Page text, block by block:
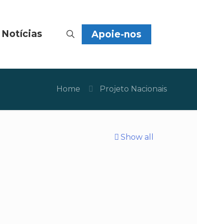
Notícias Apoie-nos
Home Projeto Nacionais
Show all